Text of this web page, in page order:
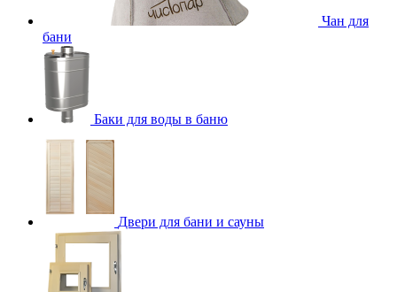
Чан для
бани
Баки для воды в баню
Двери для бани и сауны